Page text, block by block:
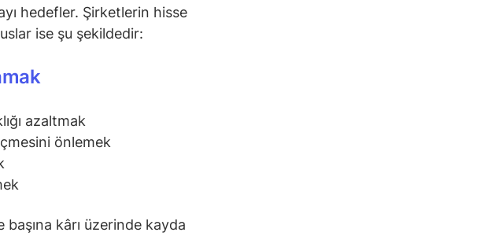
hedefler. Şirketlerin hisse
ise şu şekildedir:
azaltmak
önlemek
başına kârı üzerinde kayda